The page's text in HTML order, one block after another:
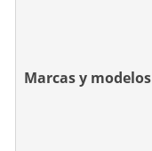
Marcas y modelos